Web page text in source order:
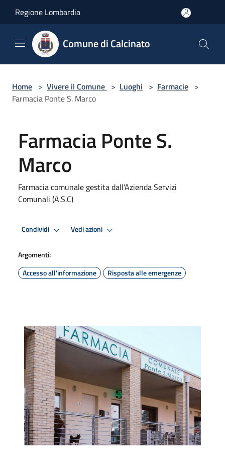
Regione Lombardia
Comune di Calcinato
Home > Vivere il Comune > Luoghi > Farmacie >
Farmacia Ponte S. Marco
Farmacia Ponte S.
Marco
Farmacia comunale gestita dall'Azienda Servizi
Comunali (A.S.C)
Condividi Vedi azioni
Argomenti:
Accesso all'informazione
Risposta alle emergenze